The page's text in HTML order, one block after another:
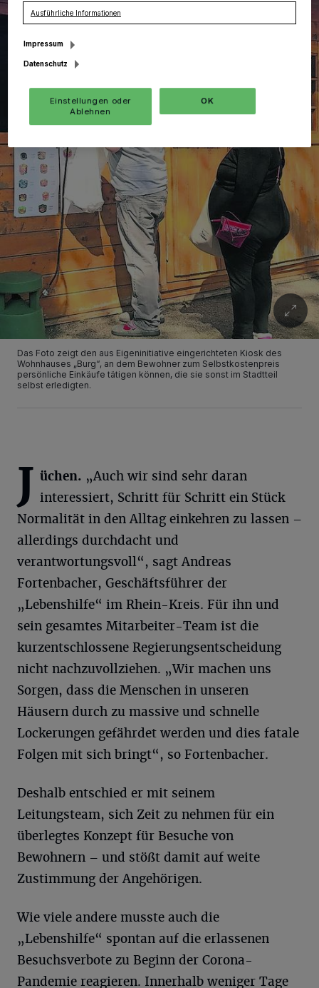
Das Foto zeigt den aus Eigeninitiative eingerichteten Kiosk des
Wohnhauses „Burg“, an dem Bewohner zum Selbstkostenpreis
persönliche Einkäufe tätigen können, die sie sonst im Stadtteil
selbst erledigten.
J üchen. „Auch wir sind sehr daran
interessiert, Schritt für Schritt ein Stück
Normalität in den Alltag einkehren zu lassen –
allerdings durchdacht und
verantwortungsvoll“, sagt Andreas
Fortenbacher, Geschäftsführer der
„Lebenshilfe“ im Rhein-Kreis. Für ihn und
sein gesamtes Mitarbeiter-Team ist die
kurzentschlossene Regierungsentscheidung
nicht nachzuvollziehen. „Wir machen uns
Sorgen, dass die Menschen in unseren
Häusern durch zu massive und schnelle
Lockerungen gefährdet werden und dies fatale
Folgen mit sich bringt“, so Fortenbacher.
Deshalb entschied er mit seinem
Leitungsteam, sich Zeit zu nehmen für ein
überlegtes Konzept für Besuche von
Bewohnern – und stößt damit auf weite
Zustimmung der Angehörigen.
Wie viele andere musste auch die
„Lebenshilfe“ spontan auf die erlassenen
Besuchsverbote zu Beginn der Corona-
Pandemie reagieren. Innerhalb weniger Tage
Ausführliche Informationen
Impressum
Datenschutz
Einstellungen oder
Ablehnen
OK